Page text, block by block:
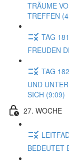
TRÄUME
TREFFEN
TAG
FREUDEN
TAG
UND
SICH (9:09)
27. WOCHE
BEDEUTET